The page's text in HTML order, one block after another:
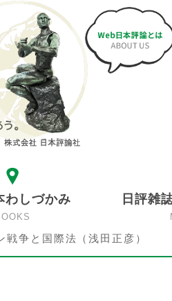
わしづかみ 日評雑
戦争と国際法（浅田正彦）